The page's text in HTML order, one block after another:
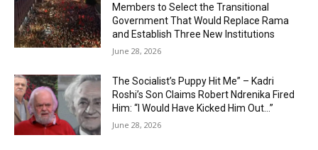
Members to Select the Transitional
Government That Would Replace Rama
and Establish Three New Institutions
June 28, 2026
The Socialist’s Puppy Hit Me” – Kadri
Roshi’s Son Claims Robert Ndrenika Fired
Him: “I Would Have Kicked Him Out…”
June 28, 2026